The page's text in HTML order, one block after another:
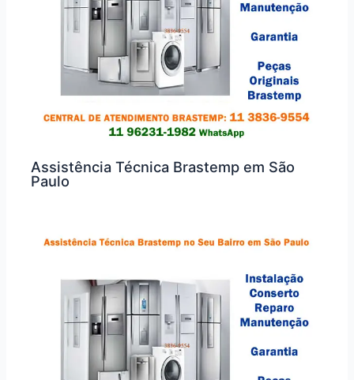
Assistência Técnica Brastemp em São
Paulo